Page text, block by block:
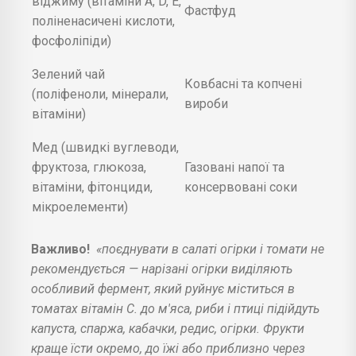
поліненасичені кислоти,
фосфоліпіди)
Фастфуд
Зелений чай
(поліфеноли, мінерали,
вітаміни)
Ковбасні та копчені
вироби
Мед (швидкі вуглеводи,
фруктоза, глюкоза,
вітаміни, фітонциди,
мікроелементи)
Газовані напої та
консервовані соки
Важливо! «поєднувати в салаті огірки і томати не
рекомендується — нарізані огірки виділяють
особливий фермент, який руйнує міститься в
томатах вітамін С. до м'яса, риби і птиці підійдуть
капуста, спаржа, кабачки, редис, огірки. Фрукти
краще їсти окремо, до їжі або приблизно через